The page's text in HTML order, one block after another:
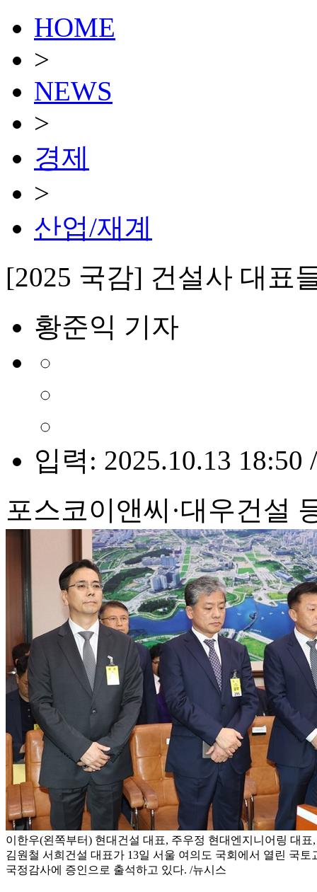
HOME
>
NEWS
>
경제
>
산업/재계
[2025 국감] 건설사 대표
황준익 기자
입력: 2025.10.13 18:50
포스코이앤씨·대우건설
이한우(왼쪽부터) 현대건설 대표, 주우정 현대엔지니어링 대
김원철 서희건설 대표가 13일 서울 여의도 국회에서 열린 국
국정감사에 증인으로 출석하고 있다. /뉴시스